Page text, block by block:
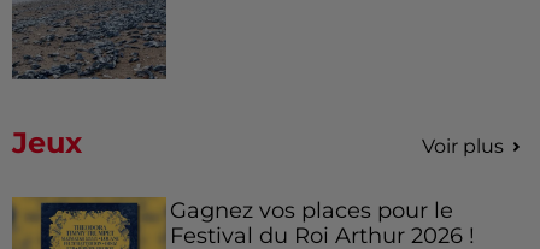
Jeux Voir plus
Gagnez vos places pour le
Festival du Roi Arthur 2026 !